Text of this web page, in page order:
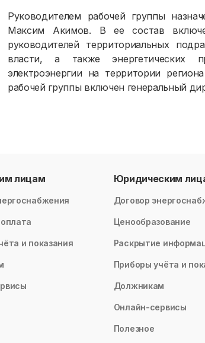
Руководителем рабочей группы
Максим Акимов. В ее состав
руководителей территориальных
власти, а также энергетических
электроэнергии на территории
рабочей группы включен генеральный
лицам
и показания
Юридическим
Договор
Ценообразование
Раскрытие
Приборы учёта и
Должникам
Онлайн-сервисы
Полезное